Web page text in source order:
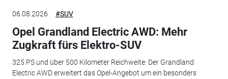
06.08.2026 #SUV
Opel Grandland Electric AWD: Mehr
Zugkraft fürs Elektro-SUV
325 PS und über 500 Kilometer Reichweite: Der Grandland
Electric AWD erweitert das Opel-Angebot um ein besonders